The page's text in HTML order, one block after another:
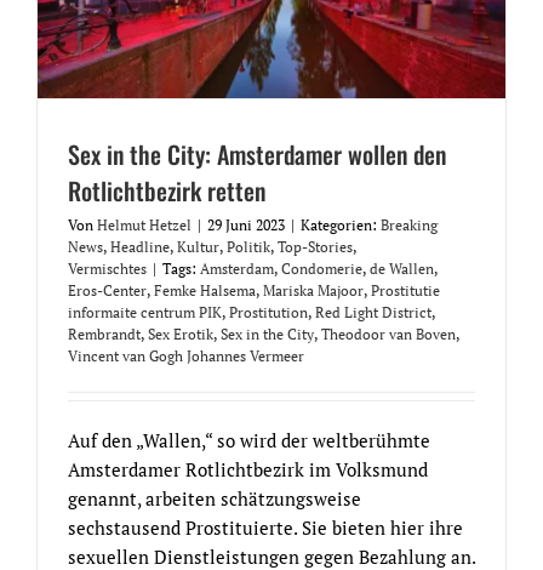
Sex in the City: Amsterdamer wollen den
Rotlichtbezirk retten
Von Helmut Hetzel | 29 Juni 2023 | Kategorien: Breaking
News, Headline, Kultur, Politik, Top-Stories,
Vermischtes | Tags: Amsterdam, Condomerie, de Wallen,
Eros-Center, Femke Halsema, Mariska Majoor, Prostitutie
informaite centrum PIK, Prostitution, Red Light District,
Rembrandt, Sex Erotik, Sex in the City, Theodoor van Boven,
Vincent van Gogh Johannes Vermeer
Auf den „Wallen,“ so wird der weltberühmte
Amsterdamer Rotlichtbezirk im Volksmund
genannt, arbeiten schätzungsweise
sechstausend Prostituierte. Sie bieten hier ihre
sexuellen Dienstleistungen gegen Bezahlung an.